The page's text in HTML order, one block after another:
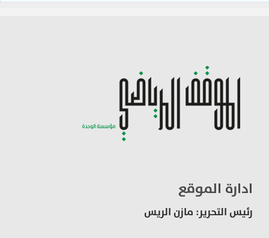
ادارة الموقع
رئيس التحرير: مازن الريس